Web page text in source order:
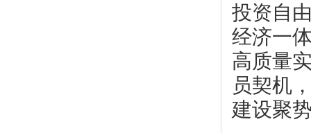
投资自
经济一
高质量
员契机
建设聚